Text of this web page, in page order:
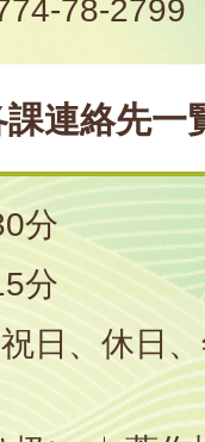
78-2799
課連絡先一
分
分
日、休日